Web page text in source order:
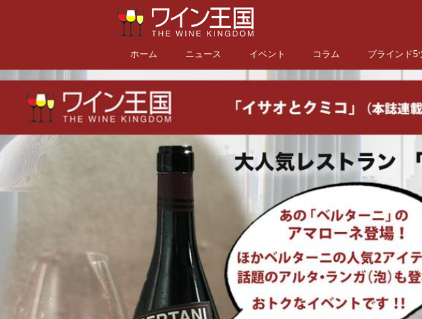
ホーム ニュース イベント コラム ブラインド5